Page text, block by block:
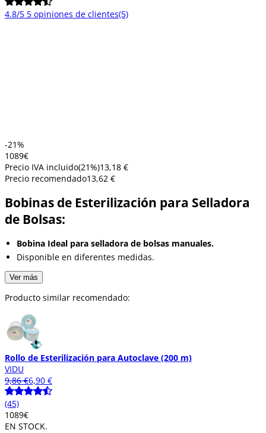
4.8/5 5 opiniones de clientes(5)
-21%
1089€
Precio IVA incluido(21%)13,18 €
Precio recomendado13,62 €
Bobinas de Esterilización para Selladora
de Bolsas:
Bobina Ideal para selladora de bolsas manuales.
Disponible en diferentes medidas.
Ver más
Producto similar recomendado:
Rollo de Esterilización para Autoclave (200 m)
VIDU
9,86 €6,90 €
(45)
1089€
EN STOCK.